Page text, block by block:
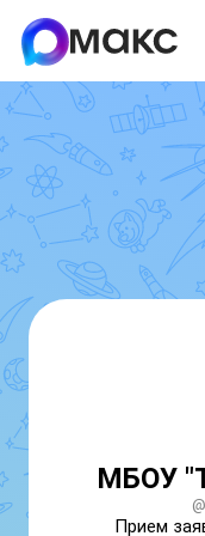
МБОУ
Прием